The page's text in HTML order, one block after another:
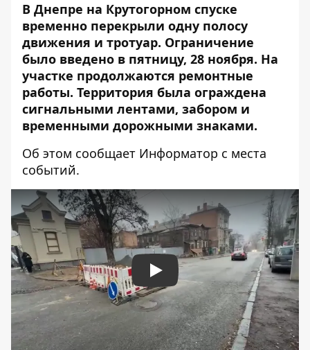
В Днепре на Крутогорном спуске
временно перекрыли одну полосу
движения и тротуар. Ограничение
было введено в пятницу, 28 ноября. На
участке продолжаются ремонтные
работы. Территория была ограждена
сигнальными лентами, забором и
временными дорожными знаками.
Об этом сообщает Информатор с места
событий.
Play